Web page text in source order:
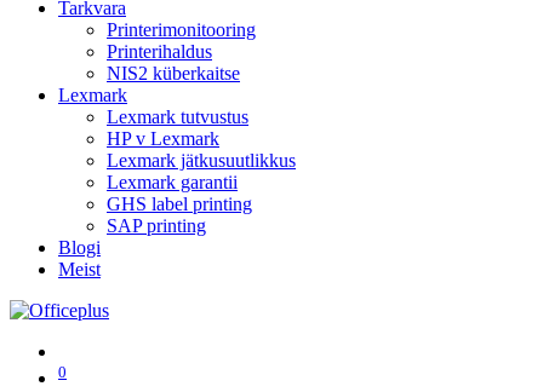
Tarkvara
Printerimonitooring
Printerihaldus
NIS2 küberkaitse
Lexmark
Lexmark tutvustus
HP v Lexmark
Lexmark jätkusuutlikkus
Lexmark garantii
GHS label printing
SAP printing
Blogi
Meist
0